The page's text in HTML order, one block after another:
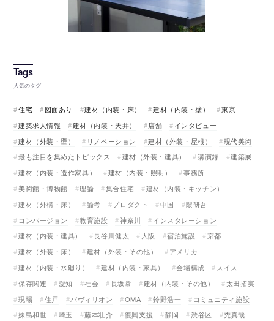
人気のタグ
住宅 図面あり 建材（内装・床） 建材（内装・壁）
東京
建築求人情報
建材（内装・天井） 店舗
インタビュー
建材（外装・壁）
リノベーション 建材（外装・屋根）
現代美術
最も注目を集めたトピックス
建材（外装・建具） 講演録
建築展
建材（内装・造作家具）
建材（内装・照明）
事務所
美術館・博物館
理論 集合住宅
建材（内装・キッチン）
建材（外構・床）
論考 プロダクト 中国
隈研吾
コンバージョン
教育施設 神奈川
インスタレーション
建材（内装・建具）
長谷川健太 大阪 宿泊施設
京都
建材（外装・床）
建材（外装・その他）
アメリカ
建材（内装・水廻り）
建材（内装・家具） 会場構成
スイス
保存関連
愛知 社会 長坂常 建材（内装・その他）
太田拓実
現場
住戸 パヴィリオン OMA 鈴野浩一
コミュニティ施設
妹島和世
埼玉 藤本壮介 復興支援 静岡 渋谷区 禿真哉